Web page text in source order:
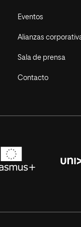
Eventos
Alianzas
Sala de prensa
Contacto